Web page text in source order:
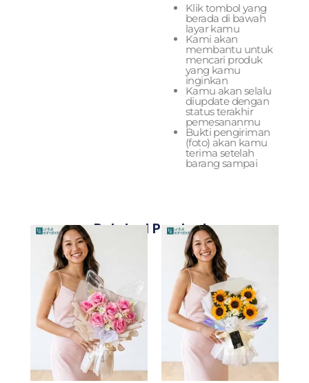
Klik tombol yang
berada di bawah
layar kamu
Kami akan
membantu untuk
mencari produk
yang kamu
inginkan
Kamu akan selalu
diupdate dengan
status terakhir
pemesananmu
Bukti pengiriman
(foto) akan kamu
terima setelah
barang sampai
Related Products